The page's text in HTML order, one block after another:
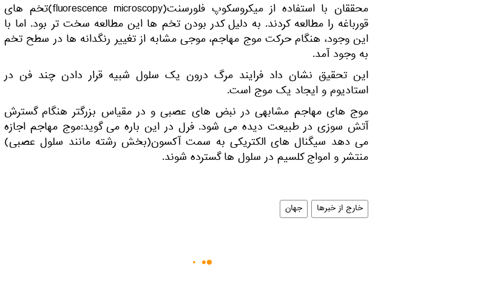
محققان با استفاده از میکروسکوپ فلورسنت(fluorescence microscopy)تخم های
قورباغه را مطالعه کردند. به دلیل کدر بودن تخم ها این مطالعه سخت تر بود. اما با
این وجود، هنگام حرکت موج مهاجم، موجی مشابه از تغییر رنگدانه ها در سطح تخم
به وجود آمد.
این تحقیق نشان داد فرایند مرگ درون یک سلول شبیه قرار دادن چند فن در
استادیوم و ایجاد یک موج است.
موج های مهاجم مشابهی در نبض های عصبی و در مقیاس بزرگتر هنگام گسترش
آتش سوزی در طبیعت دیده می شود. فرل در این باره می گوید:موج مهاجم اجازه
می دهد سیگنال های الکتریکی به سمت آکسون(بخش رشته مانند سلول عصبی)
منتشر و امواج کلسیم در سلول ها گسترده شوند.
خارج از خبرها جهان